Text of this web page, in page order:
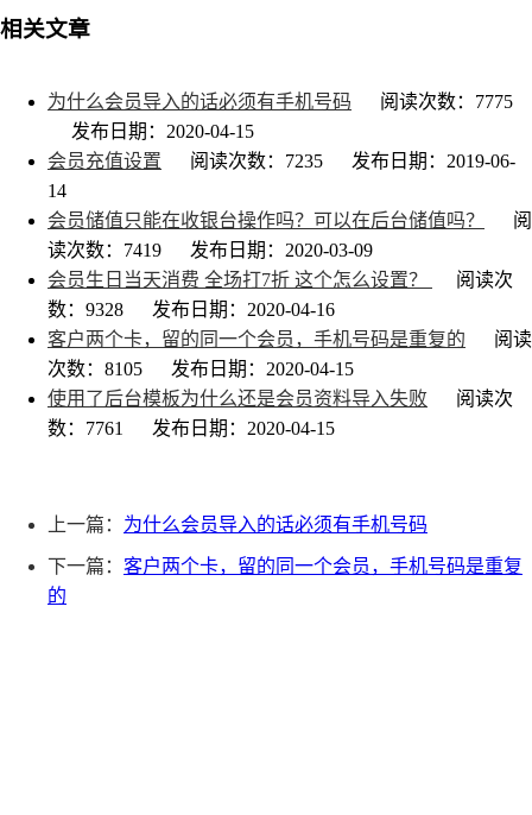
相关文章
为什么会员导入的话必须有手机号码
阅读次数：7775
发布日期：2020-04-15
会员充值设置
阅读次数：7235
发布日期：2019-06-
14
会员储值只能在收银台操作吗？可以在后台储值吗？
阅
读次数：7419
发布日期：2020-03-09
会员生日当天消费 全场打7折 这个怎么设置？
阅读次
数：9328
发布日期：2020-04-16
客户两个卡，留的同一个会员，手机号码是重复的
阅读
次数：8105
发布日期：2020-04-15
使用了后台模板为什么还是会员资料导入失败
阅读次
数：7761
发布日期：2020-04-15
上一篇： 为什么会员导入的话必须有手机号码
下一篇： 客户两个卡，留的同一个会员，手机号码是重复
的